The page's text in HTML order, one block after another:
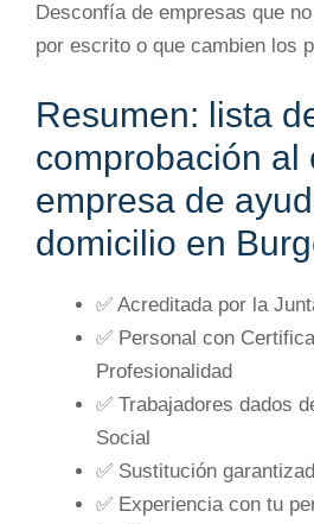
Desconfía de empresas que
por escrito o que cambien los
Resumen: lista
comprobación al
empresa de
domicilio en
✅ Acreditada por la
✅ Personal con
Profesionalidad
✅ Trabajadores dados
Social
✅ Sustitución
✅ Experiencia con tu